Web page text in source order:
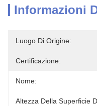
Informazioni
Luogo Di Origine:
Certificazione:
Nome:
Altezza Della Superficie